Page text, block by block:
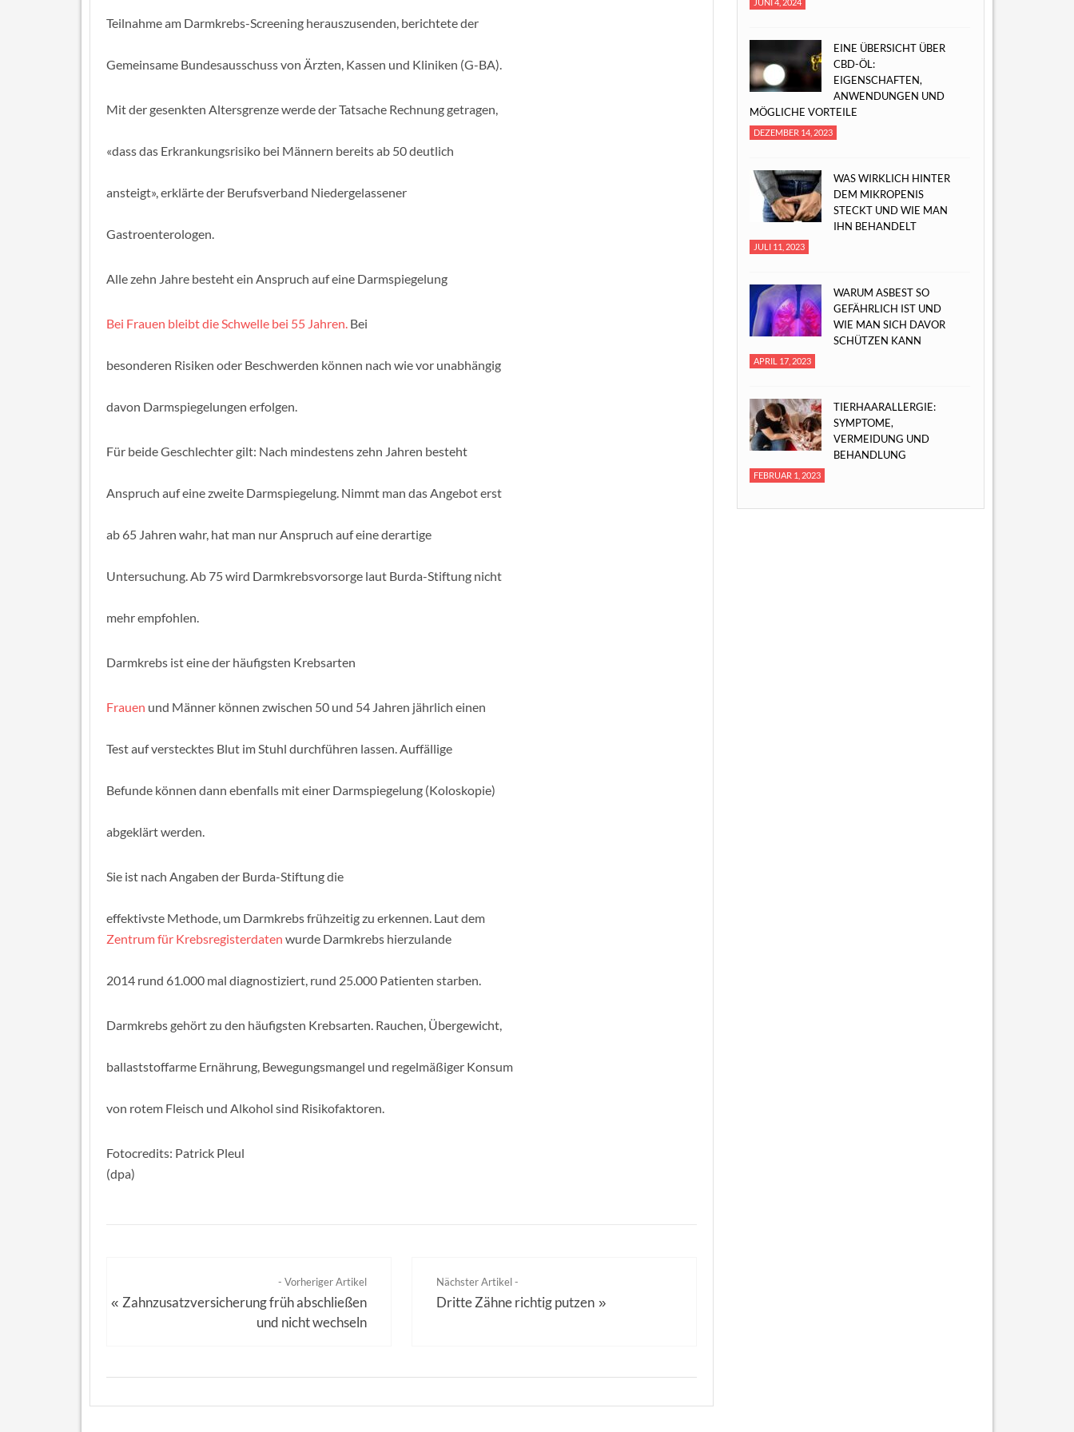
Teilnahme am Darmkrebs-Screening herauszusenden, berichtete der
Gemeinsame Bundesausschuss von Ärzten, Kassen und Kliniken (G-BA).
Mit der gesenkten Altersgrenze werde der Tatsache Rechnung getragen,
«dass das Erkrankungsrisiko bei Männern bereits ab 50 deutlich
ansteigt», erklärte der Berufsverband Niedergelassener
Gastroenterologen.
Alle zehn Jahre besteht ein Anspruch auf eine Darmspiegelung
Bei Frauen bleibt die Schwelle bei 55 Jahren. Bei
besonderen Risiken oder Beschwerden können nach wie vor unabhängig
davon Darmspiegelungen erfolgen.
Für beide Geschlechter gilt: Nach mindestens zehn Jahren besteht
Anspruch auf eine zweite Darmspiegelung. Nimmt man das Angebot erst
ab 65 Jahren wahr, hat man nur Anspruch auf eine derartige
Untersuchung. Ab 75 wird Darmkrebsvorsorge laut Burda-Stiftung nicht
mehr empfohlen.
Darmkrebs ist eine der häufigsten Krebsarten
Frauen und Männer können zwischen 50 und 54 Jahren jährlich einen
Test auf verstecktes Blut im Stuhl durchführen lassen. Auffällige
Befunde können dann ebenfalls mit einer Darmspiegelung (Koloskopie)
abgeklärt werden.
Sie ist nach Angaben der Burda-Stiftung die
effektivste Methode, um Darmkrebs frühzeitig zu erkennen. Laut dem
Zentrum für Krebsregisterdaten wurde Darmkrebs hierzulande
2014 rund 61.000 mal diagnostiziert, rund 25.000 Patienten starben.
Darmkrebs gehört zu den häufigsten Krebsarten. Rauchen, Übergewicht,
ballaststoffarme Ernährung, Bewegungsmangel und regelmäßiger Konsum
von rotem Fleisch und Alkohol sind Risikofaktoren.
Fotocredits: Patrick Pleul
(dpa)
- Vorheriger Artikel
« Zahnzusatzversicherung früh abschließen
und nicht wechseln
Nächster Artikel -
Dritte Zähne richtig putzen »
EINE ÜBERSICHT ÜBER
CBD-ÖL:
EIGENSCHAFTEN,
ANWENDUNGEN UND
MÖGLICHE VORTEILE
DEZEMBER 14, 2023
WAS WIRKLICH HINTER
DEM MIKROPENIS
STECKT UND WIE MAN
IHN BEHANDELT
JULI 11, 2023
WARUM ASBEST SO
GEFÄHRLICH IST UND
WIE MAN SICH DAVOR
SCHÜTZEN KANN
APRIL 17, 2023
TIERHAARALLERGIE:
SYMPTOME,
VERMEIDUNG UND
BEHANDLUNG
FEBRUAR 1, 2023